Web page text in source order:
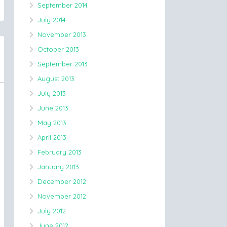
September 2014
July 2014
November 2013
October 2013
September 2013
August 2013
July 2013
June 2013
May 2013
April 2013
February 2013
January 2013
December 2012
November 2012
July 2012